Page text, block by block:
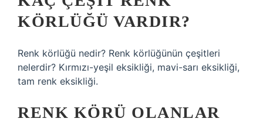
KÖRLÜĞÜ VARDIR?
Renk körlüğü nedir? Renk körlüğünün çeşitleri
nelerdir? Kırmızı-yeşil eksikliği, mavi-sarı eksikliği,
tam renk eksikliği.
RENK KÖRÜ OLANLAR